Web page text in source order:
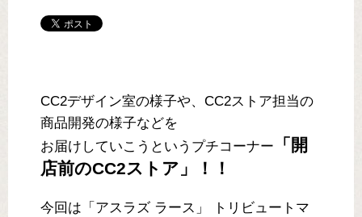
CC2デザイン室の様子や、CC2ストア担当の
商品開発の様子などを
お届けしていこうというプチコーナー
「開
店前のCC2ストア」！！
今回は「アスラズ ラース」 トリビュートマ